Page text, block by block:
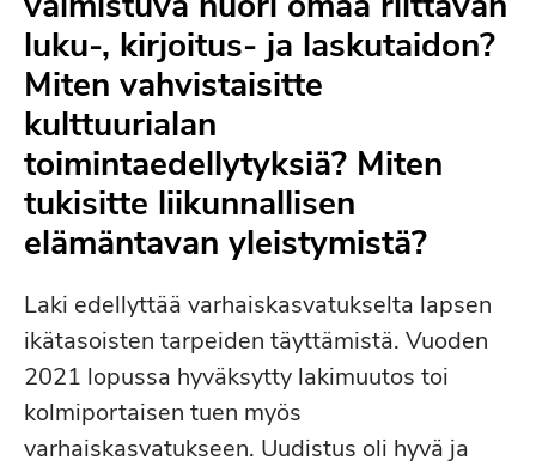
luku-, kirjoitus- ja laskutaidon?
Miten vahvistaisitte
kulttuurialan
toimintaedellytyksiä? Miten
tukisitte liikunnallisen
elämäntavan yleistymistä?
Laki edellyttää varhaiskasvatukselta lapsen
ikätasoisten tarpeiden täyttämistä. Vuoden
2021 lopussa hyväksytty lakimuutos toi
kolmiportaisen tuen myös
varhaiskasvatukseen. Uudistus oli hyvä ja